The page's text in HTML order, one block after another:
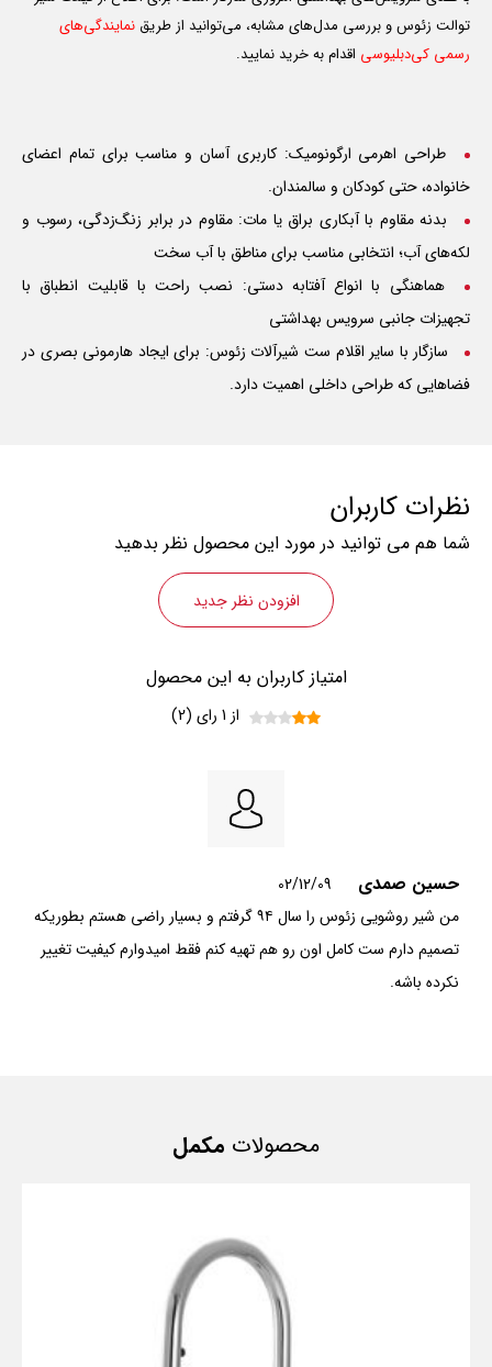
توالت زئوس و بررسی مدل‌های مشابه، می‌توانید از طریق نمایندگی‌های
رسمی کی‌دبلیوسی اقدام به خرید نمایید.
طراحی اهرمی ارگونومیک: کاربری آسان و مناسب برای تمام اعضای
خانواده، حتی کودکان و سالمندان.
بدنه مقاوم با آبکاری براق یا مات: مقاوم در برابر زنگ‌زدگی، رسوب و
لکه‌های آب؛ انتخابی مناسب برای مناطق با آب سخت
هماهنگی با انواع آفتابه دستی: نصب راحت با قابلیت انطباق با
تجهیزات جانبی سرویس بهداشتی
سازگار با سایر اقلام ست شیرآلات زئوس: برای ایجاد هارمونی بصری در
فضاهایی که طراحی داخلی اهمیت دارد.
نظرات کاربران
شما هم می توانید در مورد این محصول نظر بدهید
افزودن نظر جدید
امتیاز کاربران به این محصول
از 1 رای (2)
حسین صمدی
02/12/09
من شیر روشویی زئوس را سال ۹۴ گرفتم و بسیار راضی هستم بطوریکه
تصمیم دارم ست کامل اون رو هم تهیه کنم فقط امیدوارم کیفیت تغییر
نکرده باشه.
محصولات مکمل